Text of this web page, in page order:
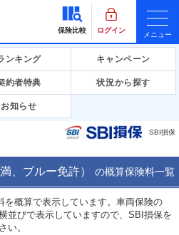
保険比較 ログイン
メニュー
ンキング キャンペーン
約者特典 状況から探す
お知らせ
SBI損保
、ブルー免許） の概算保険料一覧
概算で表示しています。車両保険の
並びで表示していますので、SBI損保を
い。